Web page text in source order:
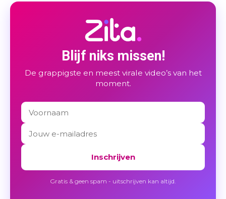
Blijf niks missen!
De grappigste en meest virale video’s van het
moment.
Inschrijven
Gratis & geen spam - uitschrijven kan altijd.